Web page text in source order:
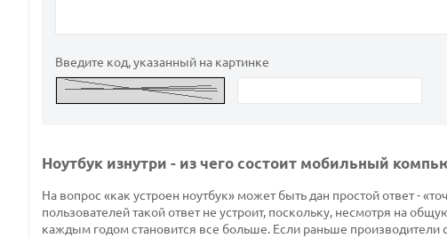
Введите код, указанный на картинке
Ноутбук изнутри - из чего состоит мобильный
На вопрос «как устроен ноутбук» может быть дан простой ответ -
пользователей такой ответ не устроит, поскольку, несмотря на
каждым годом становится все больше. Если раньше производители